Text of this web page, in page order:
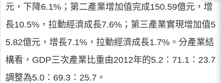
元，下降6.1%；第二產業增加值完成150.59億元，增
長10.5%，拉動經濟成長7.6%；第三產業實現增加值5
5.82億元，增長7.1%，拉動經濟成長1.7%。分產業結
構看，GDP三次產業比重由2012年的5.2：71.1：23.7
調整為5.0：69.3：25.7。